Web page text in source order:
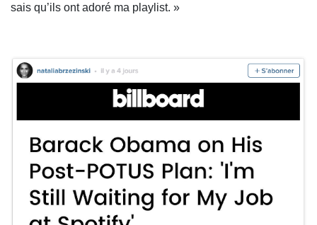
sais qu’ils ont adoré ma playlist. »